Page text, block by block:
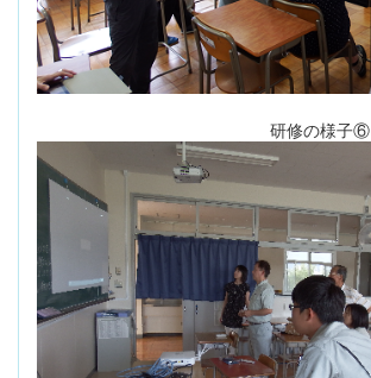
研修の様子⑥